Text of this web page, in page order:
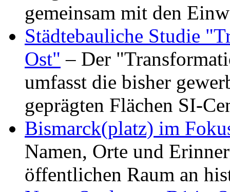
gemeinsam mit den
Städtebauliche Studie
Ost" – Der
umfasst die bisher
geprägten Flächen SI-
Bismarck(platz) im
Namen, Orte und
öffentlichen Raum an